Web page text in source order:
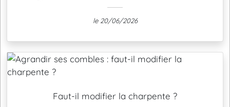
le 20/06/2026
Faut-il modifier la charpente ?